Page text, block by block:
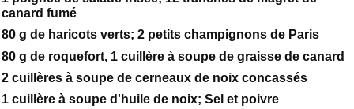
canard fumé
80 g de haricots verts; 2 petits champignons de Paris
80 g de roquefort, 1 cuillère à soupe de graisse de canard
2 cuillères à soupe de cerneaux de noix concassés
1 cuillère à soupe d'huile de noix; Sel et poivre